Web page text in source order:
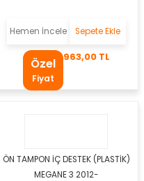
Hemen İncele Sepete Ekle
Özel
Fiyat
963,00 TL
ÖN TAMPON İÇ DESTEK (PLASTİK)
MEGANE 3 2012-